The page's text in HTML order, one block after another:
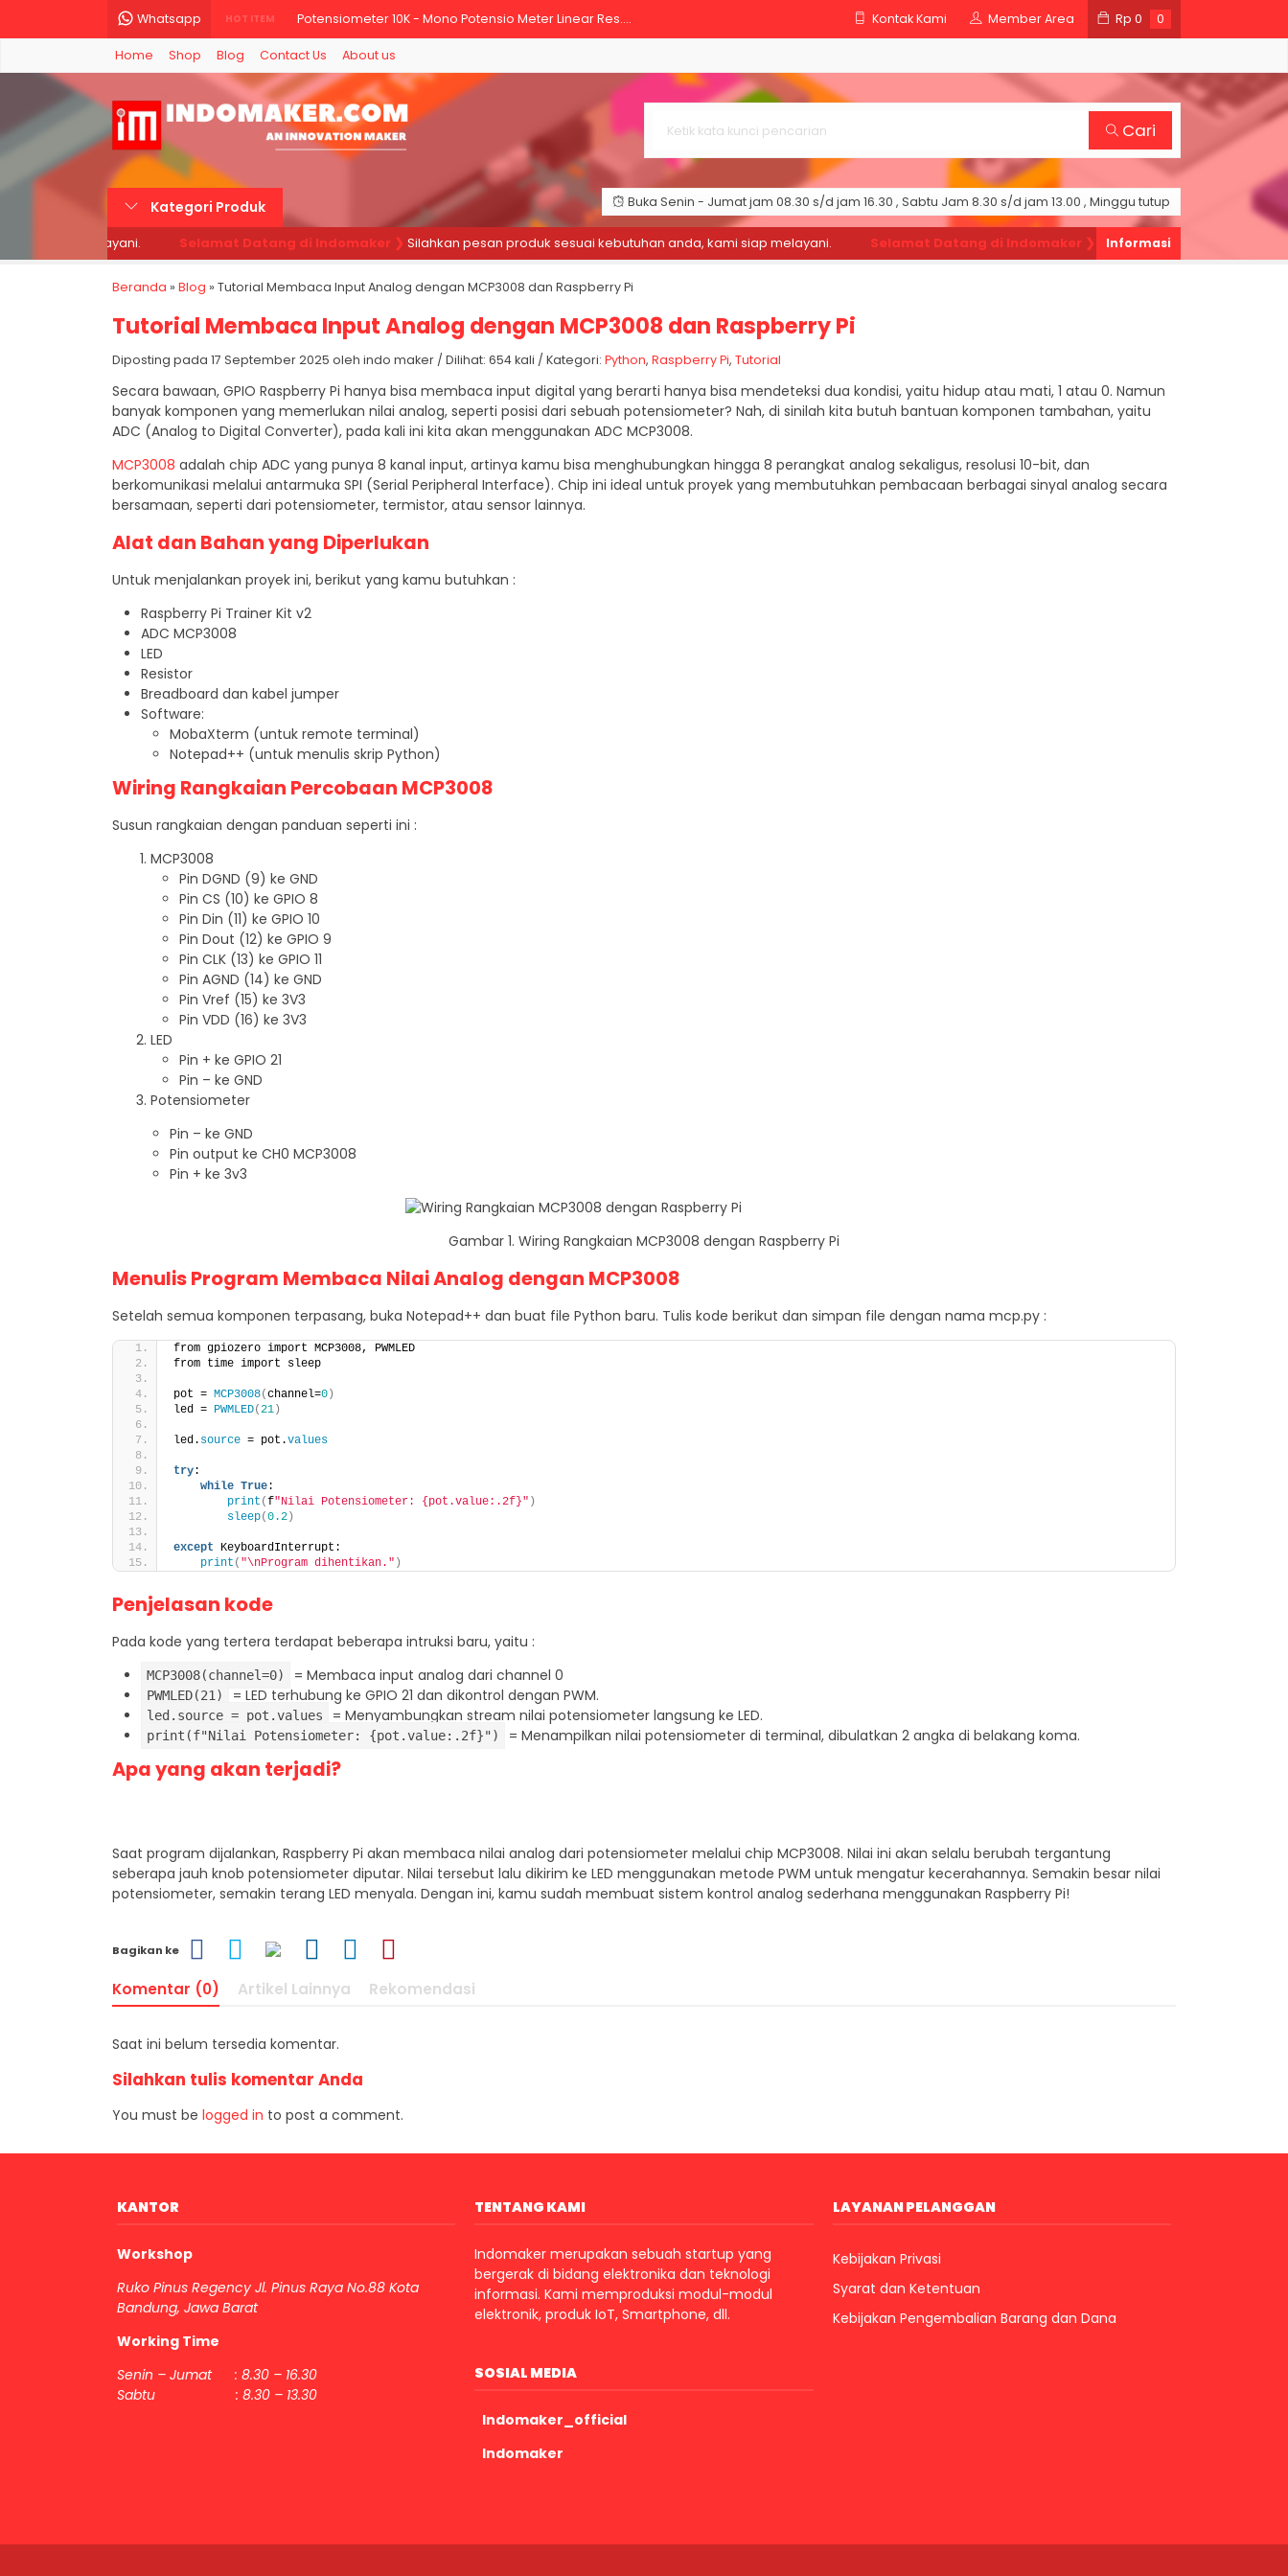
Whatsapp HOT ITEM Potensiometer 10K - Mono Potensio Meter Linear Res....
Push Button Tactile Switch Saklar Tombol Tinggi - ....
Modul Sensor Tegangan AC Bolak balik 220V Listrik ....
Kapton Tape Polymide Film 20mm Polimida 20 mm Isol....
10X RESISTOR 1K 1KOHM 1/4W 1% METAL FILM....
LCD 16x2 / 1602 Display Arduino Raspberry LCD 16 x....
Motor servo MG996R TowerPro Metal Gear....
Kabel Jumper arduino Dupont Pelangi 30 cm Male to ....
Kontak Kami Member Area Rp 0 0
Home Shop Blog Contact Us About us
Cari
Kategori Produk Buka Senin - Jumat jam 08.30 s/d jam 16.30 , Sabtu Jam 8.30 s/d jam 13.00 , Minggu tutup
siap melayani. Selamat Datang di Indomaker ❯Silahkan pesan produk sesuai kebutuhan anda, kami siap melayani. Selamat Datang di Indomaker ❯Silahkan pesan produk sesuai
Beranda » Blog » Tutorial Membaca Input Analog dengan MCP3008 dan Raspberry Pi
Tutorial Membaca Input Analog dengan MCP3008 dan Raspberry Pi
Diposting pada 17 September 2025 oleh indo maker / Dilihat: 654 kali / Kategori: Python, Raspberry Pi, Tutorial
Secara bawaan, GPIO Raspberry Pi hanya bisa membaca input digital yang berarti hanya bisa mendeteksi dua kondisi, yaitu hidup atau mati, 1 atau 0. Namun
banyak komponen yang memerlukan nilai analog, seperti posisi dari sebuah potensiometer? Nah, di sinilah kita butuh bantuan komponen tambahan, yaitu
ADC (Analog to Digital Converter), pada kali ini kita akan menggunakan ADC MCP3008.
MCP3008 adalah chip ADC yang punya 8 kanal input, artinya kamu bisa menghubungkan hingga 8 perangkat analog sekaligus, resolusi 10-bit, dan
berkomunikasi melalui antarmuka SPI (Serial Peripheral Interface). Chip ini ideal untuk proyek yang membutuhkan pembacaan berbagai sinyal analog secara
bersamaan, seperti dari potensiometer, termistor, atau sensor lainnya.
Alat dan Bahan yang Diperlukan
Untuk menjalankan proyek ini, berikut yang kamu butuhkan :
Raspberry Pi Trainer Kit v2
ADC MCP3008
LED
Resistor
Breadboard dan kabel jumper
Software:
MobaXterm (untuk remote terminal)
Notepad++ (untuk menulis skrip Python)
Wiring Rangkaian Percobaan MCP3008
Susun rangkaian dengan panduan seperti ini :
MCP3008
Pin DGND (9) ke GND
Pin CS (10) ke GPIO 8
Pin Din (11) ke GPIO 10
Pin Dout (12) ke GPIO 9
Pin CLK (13) ke GPIO 11
Pin AGND (14) ke GND
Pin Vref (15) ke 3V3
Pin VDD (16) ke 3V3
LED
Pin + ke GPIO 21
Pin – ke GND
Potensiometer
Pin – ke GND
Pin output ke CH0 MCP3008
Pin + ke 3v3
Gambar 1. Wiring Rangkaian MCP3008 dengan Raspberry Pi
Menulis Program Membaca Nilai Analog dengan MCP3008
Setelah semua komponen terpasang, buka Notepad++ dan buat file Python baru. Tulis kode berikut dan simpan file dengan nama mcp.py :
from gpiozero import MCP3008, PWMLED
from time import sleep
pot = MCP3008(channel=0 )
led = PWMLED(21 )
led. source = pot.values
try:
while True:
print (f"Nilai Potensiometer: {pot.value:.2f}" )
sleep(0.2 )
except KeyboardInterrupt:
print ( "\nProgram dihentikan." )
Penjelasan kode
Pada kode yang tertera terdapat beberapa intruksi baru, yaitu :
MCP3008(channel=0) = Membaca input analog dari channel 0
PWMLED(21) = LED terhubung ke GPIO 21 dan dikontrol dengan PWM.
led.source = pot.values = Menyambungkan stream nilai potensiometer langsung ke LED.
print(f"Nilai Potensiometer: {pot.value:.2f}") = Menampilkan nilai potensiometer di terminal, dibulatkan 2 angka di belakang koma.
Apa yang akan terjadi?
Saat program dijalankan, Raspberry Pi akan membaca nilai analog dari potensiometer melalui chip MCP3008. Nilai ini akan selalu berubah tergantung
seberapa jauh knob potensiometer diputar. Nilai tersebut lalu dikirim ke LED menggunakan metode PWM untuk mengatur kecerahannya. Semakin besar nilai
potensiometer, semakin terang LED menyala. Dengan ini, kamu sudah membuat sistem kontrol analog sederhana menggunakan Raspberry Pi!
Bagikan ke
Komentar (0) Artikel Lainnya Rekomendasi
Saat ini belum tersedia komentar.
Silahkan tulis komentar Anda
You must be logged in to post a comment.
KANTOR
Workshop
Ruko Pinus Regency Jl. Pinus Raya No.88 Kota
Bandung, Jawa Barat
Working Time
Senin – Jumat : 8.30 – 16.30
Sabtu : 8.30 – 13.30
TENTANG KAMI
Indomaker merupakan sebuah startup yang
bergerak di bidang elektronika dan teknologi
informasi. Kami memproduksi modul-modul
elektronik, produk IoT, Smartphone, dll.
SOSIAL MEDIA
Indomaker_official
Indomaker
LAYANAN PELANGGAN
Kebijakan Privasi
Syarat dan Ketentuan
Kebijakan Pengembalian Barang dan Dana